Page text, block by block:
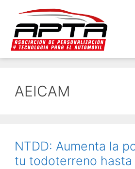
AEICAM
NTDD: Aumenta la
tu todoterreno hasta